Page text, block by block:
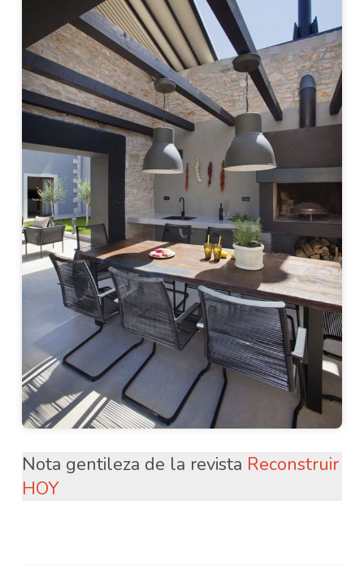
Nota gentileza de la revista Reconstruir
HOY